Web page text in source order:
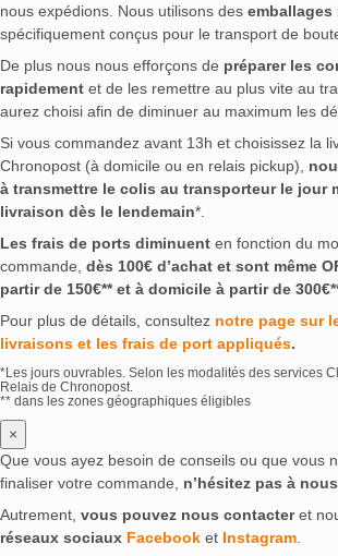
nous expédions. Nous utilisons des emballages
spécifiquement conçus pour le transport de
De plus nous nous efforçons de préparer les
rapidement et de les remettre au plus vite au
aurez choisi afin de diminuer au maximum les
Si vous commandez avant 13h et choisissez la
Chronopost (à domicile ou en relais pickup),
à transmettre le colis au transporteur le jour
livraison dès le lendemain*.
Les frais de ports diminuent en fonction du
commande, dès 100€ d’achat et sont même
partir de 150€** et à domicile à partir de
Pour plus de détails, consultez notre page sur
livraisons et les frais de port appliqués.
*Les jours ouvrables. Selon les modalités des services
Relais de Chronopost.
** dans les zones géographiques éligibles
×
Que vous ayez besoin de conseils ou que vous
finaliser votre commande, n’hésitez pas à
Autrement, vous pouvez nous contacteret
réseaux sociaux Facebook et Instagram